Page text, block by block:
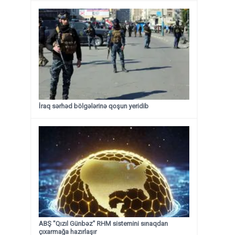
İraq sərhəd bölgələrinə qoşun yeridib
ABŞ "Qızıl Günbəz" RHM sistemini sınaqdan
çıxarmağa hazırlaşır